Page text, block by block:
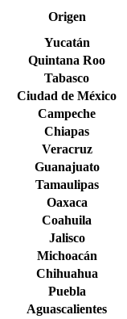
Origen
Yucatán
Quintana Roo
Tabasco
Ciudad de México
Campeche
Chiapas
Veracruz
Guanajuato
Tamaulipas
Oaxaca
Coahuila
Jalisco
Michoacán
Chihuahua
Puebla
Aguascalientes